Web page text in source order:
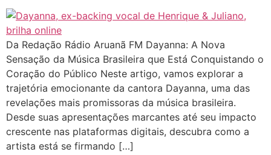
Da Redação Rádio Aruanã FM Dayanna: A Nova
Sensação da Música Brasileira que Está Conquistando o
Coração do Público Neste artigo, vamos explorar a
trajetória emocionante da cantora Dayanna, uma das
revelações mais promissoras da música brasileira.
Desde suas apresentações marcantes até seu impacto
crescente nas plataformas digitais, descubra como a
artista está se firmando […]